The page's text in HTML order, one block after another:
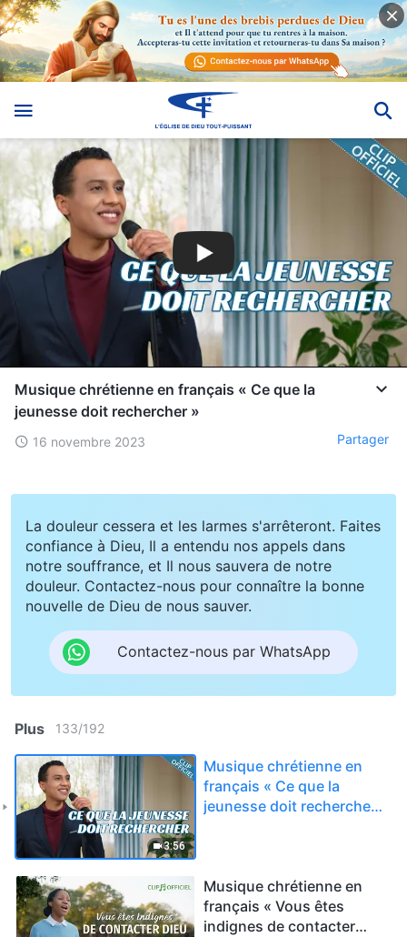
Musique chrétienne en français « Ce que la
jeunesse doit rechercher »
16 novembre 2023 Partager
La douleur cessera et les larmes s'arrêteront. Faites
confiance à Dieu, Il a entendu nos appels dans
notre souffrance, et Il nous sauvera de notre
douleur. Contactez-nous pour connaître la bonne
nouvelle de Dieu de nous sauver.
Contactez-nous par WhatsApp
Plus 133/192
3:56
Musique chrétienne en
français « Ce que la
jeunesse doit rechercher
Musique chrétienne en
français « Vous êtes
indignes de contacter